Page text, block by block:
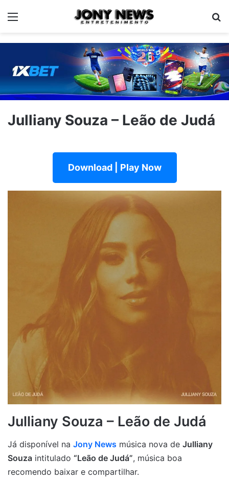
Menu
Julliany Souza – Leão de Judá
Download | Play Now
Julliany Souza – Leão de Judá
Já disponível na Jony News música nova de Julliany
Souza intitulado “Leão de Judá”, música boa
recomendo baixar e compartilhar.